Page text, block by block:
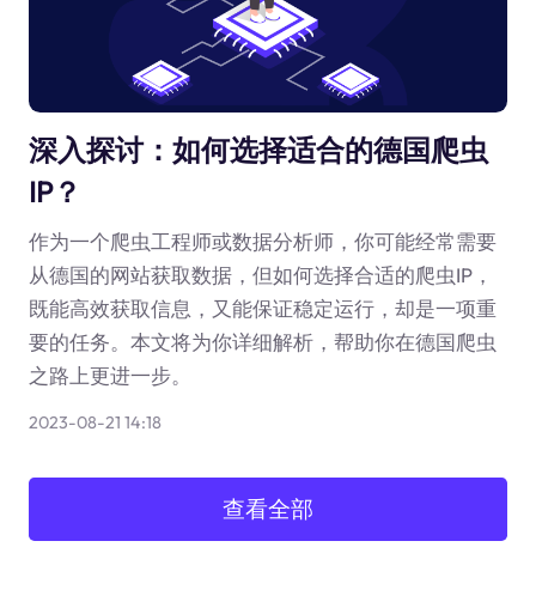
深入探讨：如何选择适合的德国爬虫
IP？
作为一个爬虫工程师或数据分析师，你可能经常需要
从德国的网站获取数据，但如何选择合适的爬虫IP，
既能高效获取信息，又能保证稳定运行，却是一项重
要的任务。本文将为你详细解析，帮助你在德国爬虫
之路上更进一步。
2023-08-21 14:18
查看全部